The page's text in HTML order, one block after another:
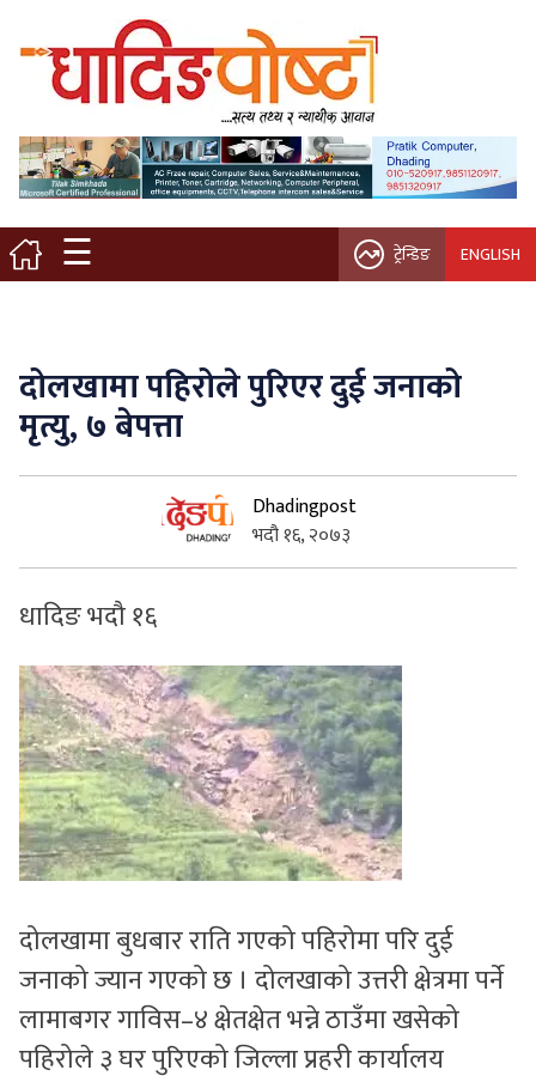
☰
मुख्य पृष्ठ
स्थानीय समाचार
विचार / ब्लग
नगर/गाउँ पालिका
कृषि/सहकारी
साहित्य / संस्कृति
सुचनाहरु
स्वास्थ्य
भिडियो
ट्रेन्डिङ ENGLISH
दोलखामा पहिरोले पुरिएर दुई जनाको
मृत्यु, ७ बेपत्ता
Dhadingpost
भदौ १६, २०७३
धादिङ भदौ १६
दोलखामा बुधबार राति गएको पहिरोमा परि दुई
जनाको ज्यान गएको छ । दोलखाको उत्तरी क्षेत्रमा पर्ने
लामाबगर गाविस–४ क्षेतक्षेत भन्ने ठाउँमा खसेको
पहिरोले ३ घर पुरिएको जिल्ला प्रहरी कार्यालय